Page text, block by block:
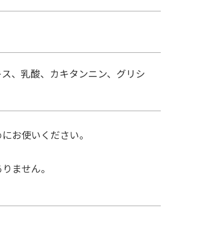
、乳酸、カキタンニン、グリシ
お使いください。
ません。